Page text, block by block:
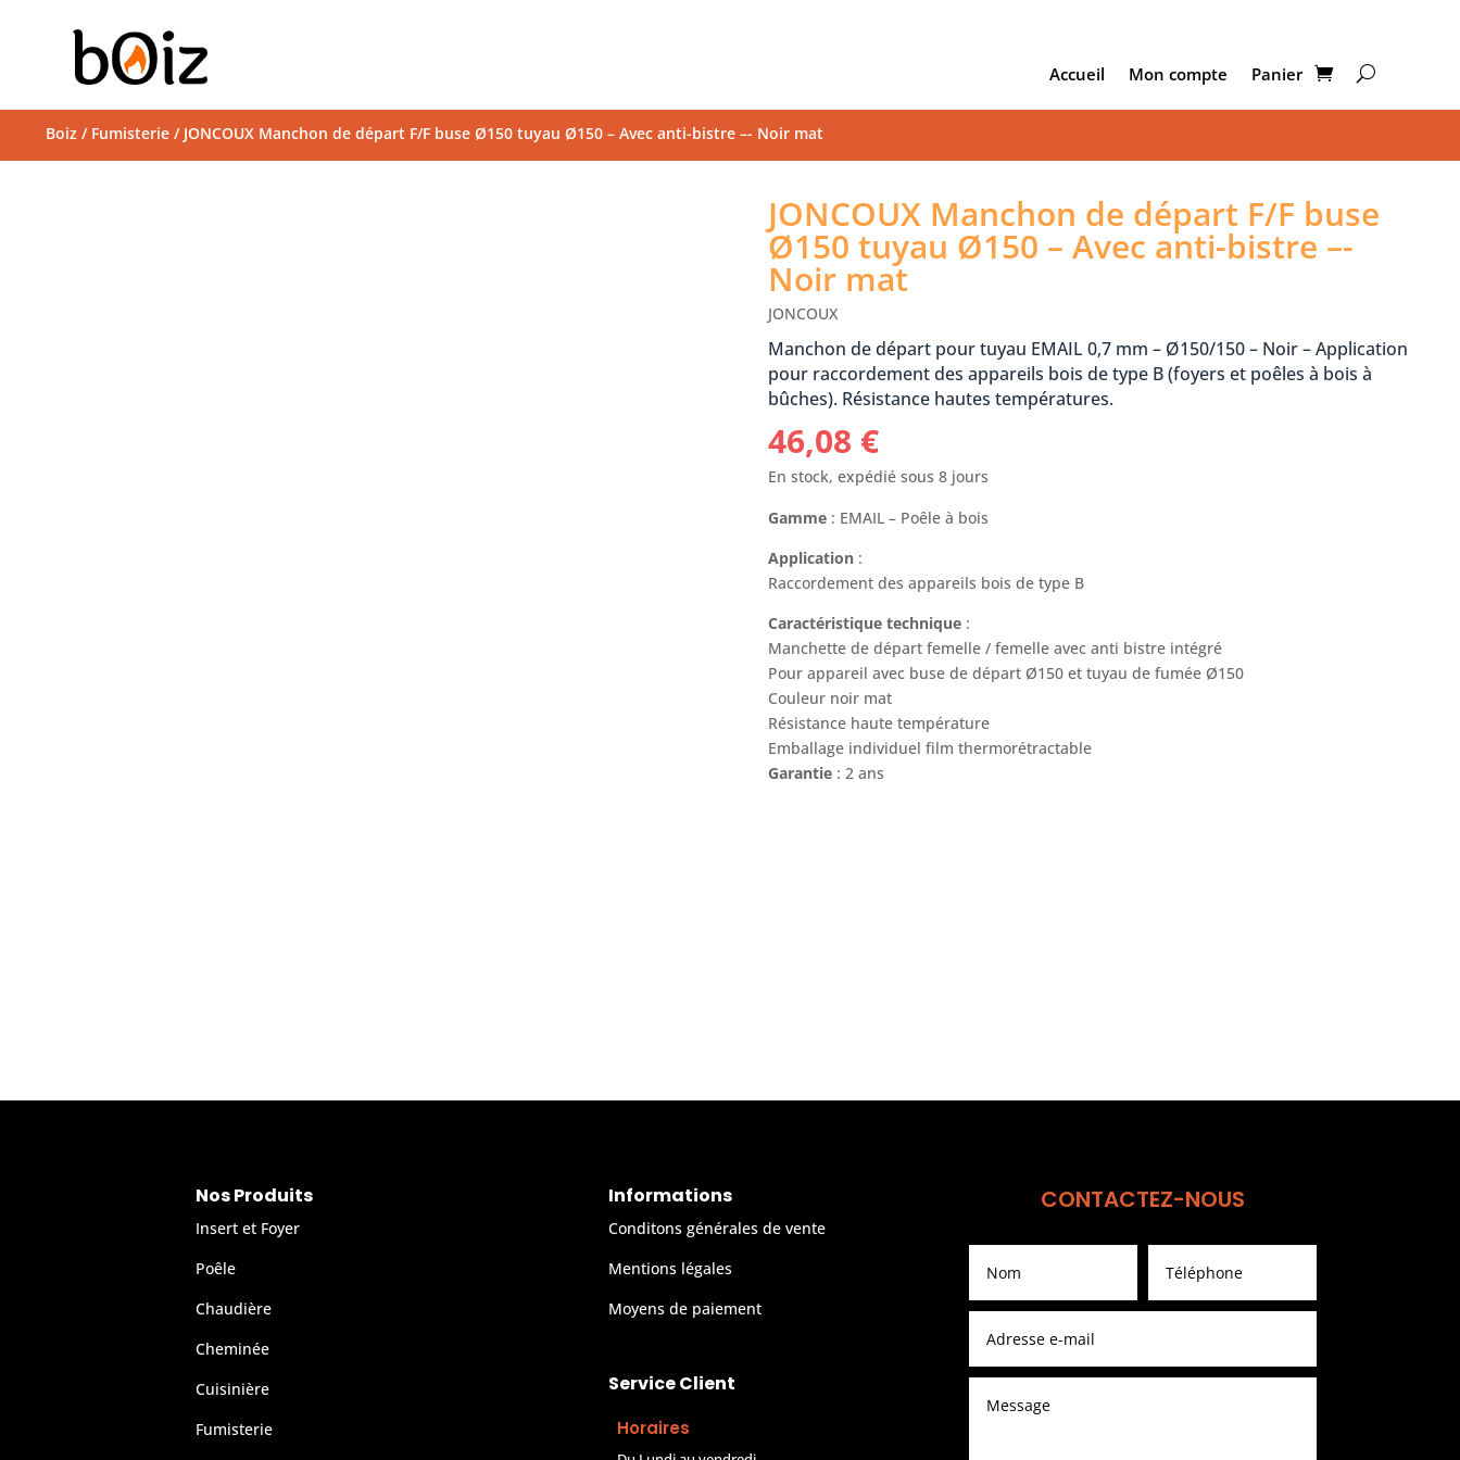
Accueil Mon compte Panier
Boiz / Fumisterie / JONCOUX Manchon de départ F/F buse Ø150 tuyau Ø150 – Avec anti-bistre –- Noir mat
JONCOUX Manchon de départ F/F buse
Ø150 tuyau Ø150 – Avec anti-bistre –-
Noir mat
JONCOUX
Manchon de départ pour tuyau EMAIL 0,7 mm – Ø150/150 – Noir – Application
pour raccordement des appareils bois de type B (foyers et poêles à bois à
bûches). Résistance hautes températures.
46,08 €
En stock, expédié sous 8 jours
Gamme : EMAIL – Poêle à bois
Application :
Raccordement des appareils bois de type B
Caractéristique technique :
Manchette de départ femelle / femelle avec anti bistre intégré
Pour appareil avec buse de départ Ø150 et tuyau de fumée Ø150
Couleur noir mat
Résistance haute température
Emballage individuel film thermorétractable
Garantie : 2 ans
Nos Produits
Insert et Foyer
Poêle
Chaudière
Cheminée
Cuisinière
Fumisterie
Informations
Conditons générales de vente
Mentions légales
Moyens de paiement
Service Client
Horaires
CONTACTEZ-NOUS